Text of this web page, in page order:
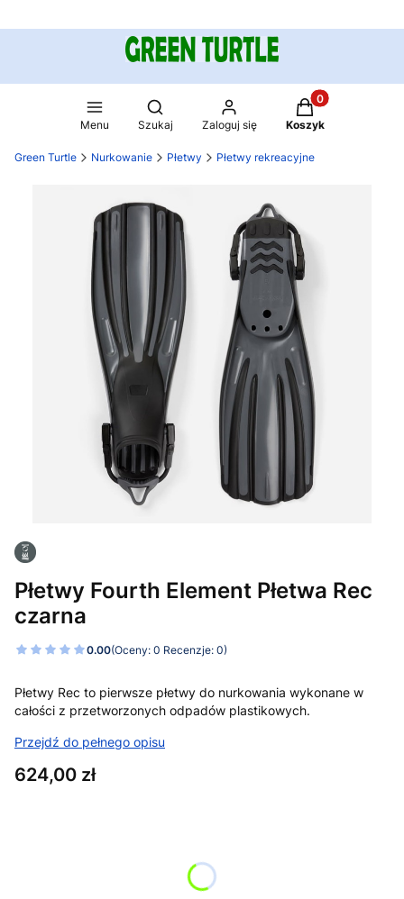
Menu
Otwórz wyszukiwarkę
Szukaj Zaloguj się
Produkty w
Koszyk
Green Turtle Nurkowanie Płetwy Płetwy rekreacyjne
Płetwy Fourth Element Płetwa Rec
czarna
0.00(Oceny: 0 Recenzje: 0)
Płetwy Rec to pierwsze płetwy do nurkowania wykonane w
całości z przetworzonych odpadów plastikowych.
Przejdź do pełnego opisu
Cena
624,00 zł